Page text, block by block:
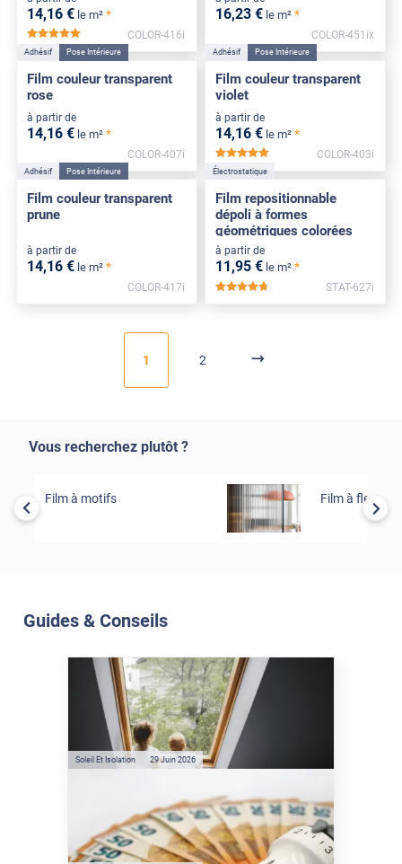
14,16 € le m² *
COLOR-416i
16,23 € le m² *
COLOR-451ix
Adhésif Pose Intérieure
Film couleur transparent
rose
à partir de
14,16 € le m² *
COLOR-407i
Adhésif Pose Intérieure
Film couleur transparent
violet
à partir de
14,16 € le m² *
COLOR-403i
Adhésif Pose Intérieure
Film couleur transparent
prune
à partir de
14,16 € le m² *
COLOR-417i
Électrostatique
Film repositionnable
dépoli à formes
géométriques colorées
à partir de
11,95 € le m² *
*****
STAT-627i
1 2
Vous recherchez plutôt ?
Film à motifs Film à fleurs
Guides & Conseils
Véranda et Velux : Comment
bloquer jusqu'à 80% de
l'énergie solaire sans
climatisation ?
Soleil Et Isolation 29 Juin 2026
Film anti-chaleur : quelles
sont les économies d’énergie
réelles ?